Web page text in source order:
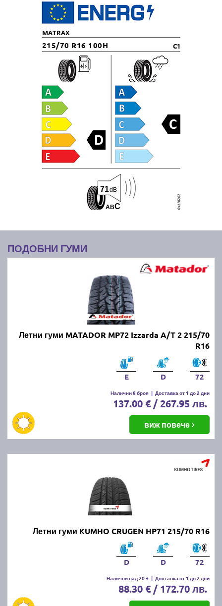
MATRAX
215/70 R16 100H C1
ABC
71dB
ПОДОБНИ ГУМИ
Летни гуми MATADOR MP72 Izzarda A/T 2 215/70
R16
E D 72
Налични 8 броя | Доставка от 1 до 2 дни
137.00 € / 267.95 лв.
виж повече
Летни гуми KUMHO CRUGEN HP71 215/70 R16
D D 72
Налични над 20 + | Доставка от 1 до 2 дни
88.30 € / 172.70 лв.